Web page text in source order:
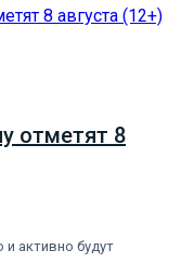
отметят 8
активно будут